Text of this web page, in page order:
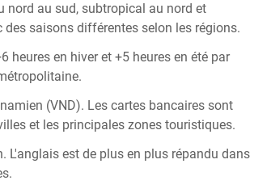
nord au sud, subtropical au nord et
des saisons différentes selon les régions.
heures en hiver et +5 heures en été par
(VND). Les cartes bancaires sont
et les principales zones touristiques.
L'anglais est de plus en plus répandu dans